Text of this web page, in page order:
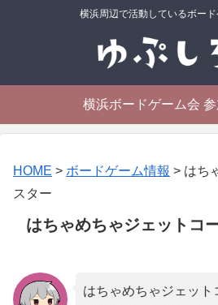
横浜周辺で活動しているボー
横浜ボードゲーム会
HOME > ボードゲーム情報 > はち
スター
はちゃめちゃジェットコ
はちゃめちゃジェッ